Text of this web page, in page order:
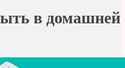
в домашней